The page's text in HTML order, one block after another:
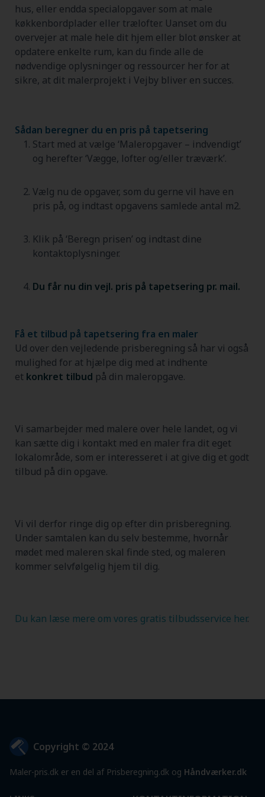
hus, eller endda specialopgaver som at male
køkkenbordplader eller trælofter. Uanset om du
overvejer at male hele dit hjem eller blot ønsker at
opdatere enkelte rum, kan du finde alle de
nødvendige oplysninger og ressourcer her for at
sikre, at dit malerprojekt i Vejby bliver en succes.
Sådan beregner du en pris på tapetsering
Start med at vælge ‘Maleropgaver – indvendigt’
og herefter ‘Vægge, lofter og/eller træværk’.
Vælg nu de opgaver, som du gerne vil have en
pris på, og indtast opgavens samlede antal m2.
Klik på ‘Beregn prisen’ og indtast dine
kontaktoplysninger.
Du får nu din vejl. pris på tapetsering pr. mail.
Få et tilbud på tapetsering fra en maler
Ud over den vejledende prisberegning så har vi også
mulighed for at hjælpe dig med at indhente
et konkret tilbud på din maleropgave.
Vi samarbejder med malere over hele landet, og vi
kan sætte dig i kontakt med en maler fra dit eget
lokalområde, som er interesseret i at give dig et godt
tilbud på din opgave.
Vi vil derfor ringe dig op efter din prisberegning.
Under samtalen kan du selv bestemme, hvornår
mødet med maleren skal finde sted, og maleren
kommer selvfølgelig hjem til dig.
Du kan læse mere om vores gratis tilbudsservice her.
Copyright © 2024
Maler-pris.dk er en del af Prisberegning.dk og Håndværker.dk